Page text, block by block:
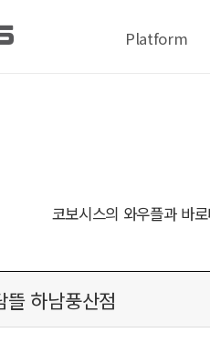
Platform
코보시스의 와우플과 바
뜰 하남풍산점